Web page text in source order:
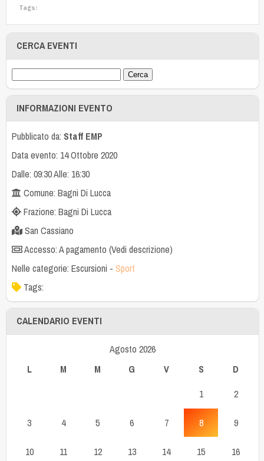
Tags:
CERCA EVENTI
INFORMAZIONI EVENTO
Pubblicato da: Staff EMP
Data evento: 14 Ottobre 2020
Dalle: 09:30 Alle: 16:30
Comune: Bagni Di Lucca
Frazione: Bagni Di Lucca
San Cassiano
Accesso: A pagamento (Vedi descrizione)
Nelle categorie: Escursioni - Sport
Tags:
CALENDARIO EVENTI
Agosto 2026
L
M M G V S D
1 2
3 4 5 6 7 8 9
10 11 12 13 14 15 16